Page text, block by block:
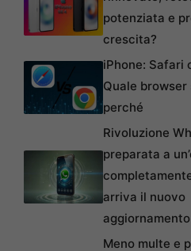
potenziata e
crescita?
iPhone: Safari
Quale
perché
Rivoluzione
preparata a
arriva il nuovo
aggiornamento
Meno multe e